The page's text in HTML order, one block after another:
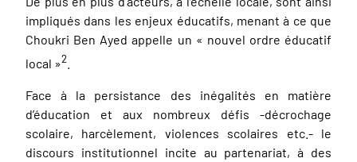
impliqués dans les enjeux éducatifs, menant à ce que
Choukri Ben Ayed appelle un « nouvel ordre éducatif
local »2
Face à la persistance des inégalités en matière
d’éducation et aux nombreux défis -décrochage
scolaire, harcèlement, violences scolaires etc.- le
discours institutionnel incite au partenariat, à des